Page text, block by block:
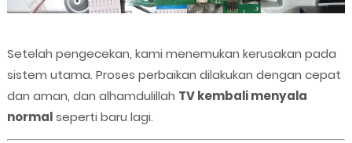
Setelah pengecekan, kami menemukan kerusakan pada
sistem utama. Proses perbaikan dilakukan dengan cepat
dan aman, dan alhamdulillah TV kembali menyala
normalseperti baru lagi.